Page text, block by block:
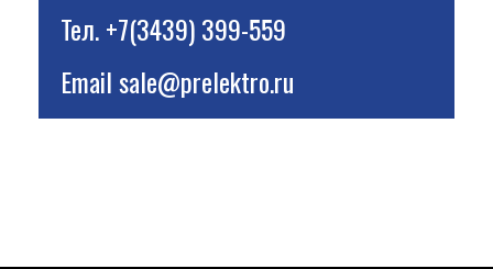
Тел.+7(3439) 399-559
Emailsale@prelektro.ru